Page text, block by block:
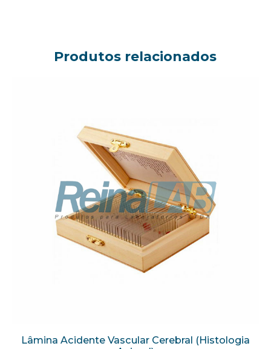
Produtos relacionados
Lâmina Acidente Vascular Cerebral (Histologia